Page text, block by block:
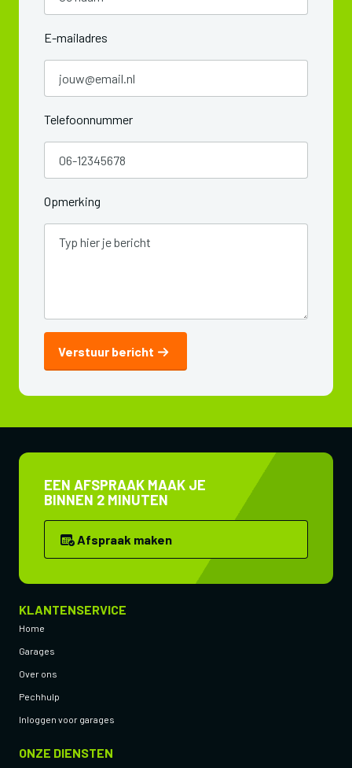
E-mailadres
Telefoonnummer
Opmerking
Verstuur bericht
EEN AFSPRAAK MAAK JE
BINNEN 2 MINUTEN
Afspraak maken
KLANTENSERVICE
Home
Garages
Over ons
Pechhulp
Inloggen voor garages
ONZE DIENSTEN